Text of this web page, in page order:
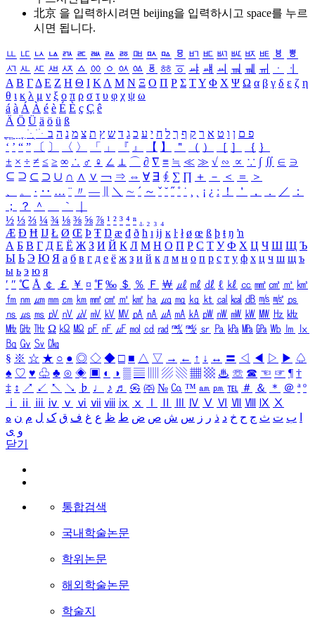
北京 을 입력하시려면 beijing을 입력하시고 space를 누르
시면 됩니다.
ㅥ ㅦ ㅧ ㅨ ㅩ ㅪ ㅫ ㅬ ㅭ ㅮ ㅯ ㅰ ㅱ ㅲ ㅳ ㅴ ㅵ ㅶ ㅷ ㅸ
ㅹ
ㅺ ㅻ ㅼ ㅽ ㅾ ㅿ ㆀ ㆁ ㆂ ㆃ ㆄ ㆅ ㆆ ㆇ ㆈ ㆉ ㆊ ㆋ ㆌ ㆍ
ㆎ
Α Β ΓΔ Ε Ζ Η Θ Ι ΚΛ Μ Ν Ξ Ο Π Ρ Σ ΤΥ Φ Χ Ψ Ω α β γ δ ε ζ η
θ ι κ λ μ ν ξ ο π ρ σ τ υ φ χ ψ ω
á à Á À é è É È ç Ç ê
Ä Ö Ü ä ö ü ß
ִֶֹ ֻּ ׁׂ פ ם ן ו ט א ר ק ף ך ל ח י ע כ ג ד ש ץ ת צ מ נ ה ב
‘ ’ “ ” 〔 〕 〈 〉 「 」 『 』 【 】 ＂ （ ） ［ ］ ｛ ｝
± × ÷ ≠ ≤ ≥ ∞ ∴ ♂ ♀ ∠ ⊥ ⌒ ∂ ∇ ≡ ≒ ≪ ≫ √ ∽ ∝ ∵ ∫ ∬ ∈ ∋
⊆ ⊇ ⊂ ⊃ ∪ ∩ ∧ ∨ ￢ ⇒ ⇔ ∀ ∃ ∮ ∑ ∏ ＋ － ＜ ＝
＞
、
。 · ‥ … ¨ 〃 ― ＼ ∼ ´ ～ ˇ ˘ ˝ ˚ ˙ ¸ ¡ ¿ ː ！ ＇ ， ． ／
：
；
？ ＾ ｀
½ ⅓ ⅔ ¼ ¾ ⅛ ⅜ ⅝ ⅞ ¹ ² ³ ⁴ ⁿ ₁ ₂ ₃ ₄
Æ Ð Ħ Ĳ Ł Ø Œ Þ Ŧ Ŋ æ đ ð ħ ı ĳ ĸ ŀ ł ø œ ß þ ŧ ŋ ŉ
А Б В Г Д Е Ё Ж З И Й К Л М Н О П Р С Т У Ф Х Ц Ч Ш Щ Ъ
Ы Ь Э Ю Я а б в г д е ё ж з и й к л м н о п р с т у ф х ц ч ш щ ъ
ы ь э ю я
′ ″ ℃ Å ￠ ￡ ￥ ¤ ℉ ‰ ＄ ％ Ｆ ￦ ㎕ ㎖ ㎗ ℓ ㎘ ㏄ ㎣ ㎤ ㎥ ㎦
㎙ ㎚ ㎛ ㎜ ㎝ ㎞ ㎟ ㎠ ㎡ ㎢ ㏊ ㎍ ㎎ ㎏ ㏏ ㎈ ㎉ ㏈ ㎧ ㎨ ㎰
㎱ ㎲ ㎳ ㎴ ㎵ ㎶ ㎷ ㎸ ㎹ ㎀ ㎁ ㎂ ㎃ ㎄ ㎺ ㎻ ㎽ ㎾ ㎿ ㎐ ㎑
㎒ ㎓ ㎔ Ω ㏀ ㏁ ㎊ ㎋ ㎌ ㏖ ㏅ ㎭ ㎮ ㎯ ㏛ ㎩ ㎪ ㎫ ㎬ ㏝ ㏐
㏓
㏃ ㏉ ㏜ ㏆
§ ※ ☆ ★ ○ ● ◎ ◇ ◆ □ ■ △ ▽ → ← ↑ ↓ ↔ 〓 ◁ ◀ ▷ ▶ ♤
♠ ♡ ♥ ♧ ♣ ⊙ ◈ ▣ ◐ ◑ ▒ ▤ ▨ ▧ ▦ ▩ ♨ ☏ ☎ ☜ ☞ ¶ †
‡ ↕ ↗ ↙ ↖ ↘ ♭ ♩ ♪ ♬ ㉿ ㈜ № ㏇ ™ ㏂ ㏘ ℡ ＃ ＆ ＊ ＠ ª º
ⅰ
ⅱ ⅲ ⅳ ⅴ ⅵ ⅶ ⅷ ⅸ ⅹ Ⅳ Ⅴ Ⅵ Ⅶ Ⅷ Ⅸ Ⅹ
ب ت ث ج ح خ د ذ ر ز س ش ص ض ط ظ ع غ ف ق ک ل م ن ه
و ی
닫기
통합검색
국내학술논문
학위논문
해외학술논문
학술지